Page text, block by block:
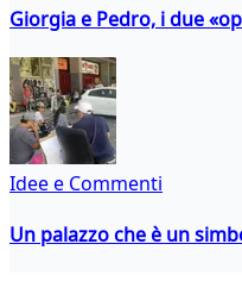
Giorgia e Pedro, i due
Idee e Commenti
Un palazzo che è un